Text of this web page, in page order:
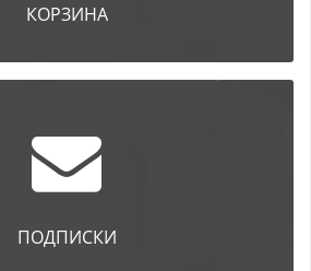
КОРЗИНА
ПОДПИСКИ